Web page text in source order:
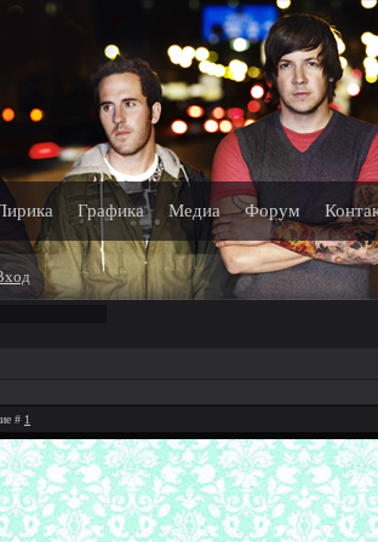
Графика Медиа Форум
# 1